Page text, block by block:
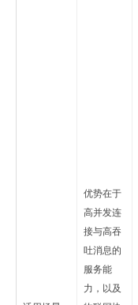
优势在于
高并发连
接与高吞
吐消息的
服务能
力，以及